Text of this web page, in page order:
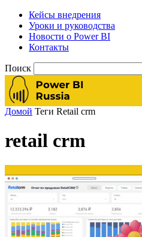
Кейсы внедрения
Уроки и руководства
Новости о Power BI
Контакты
Поиск
Домой Теги Retail crm
retail crm